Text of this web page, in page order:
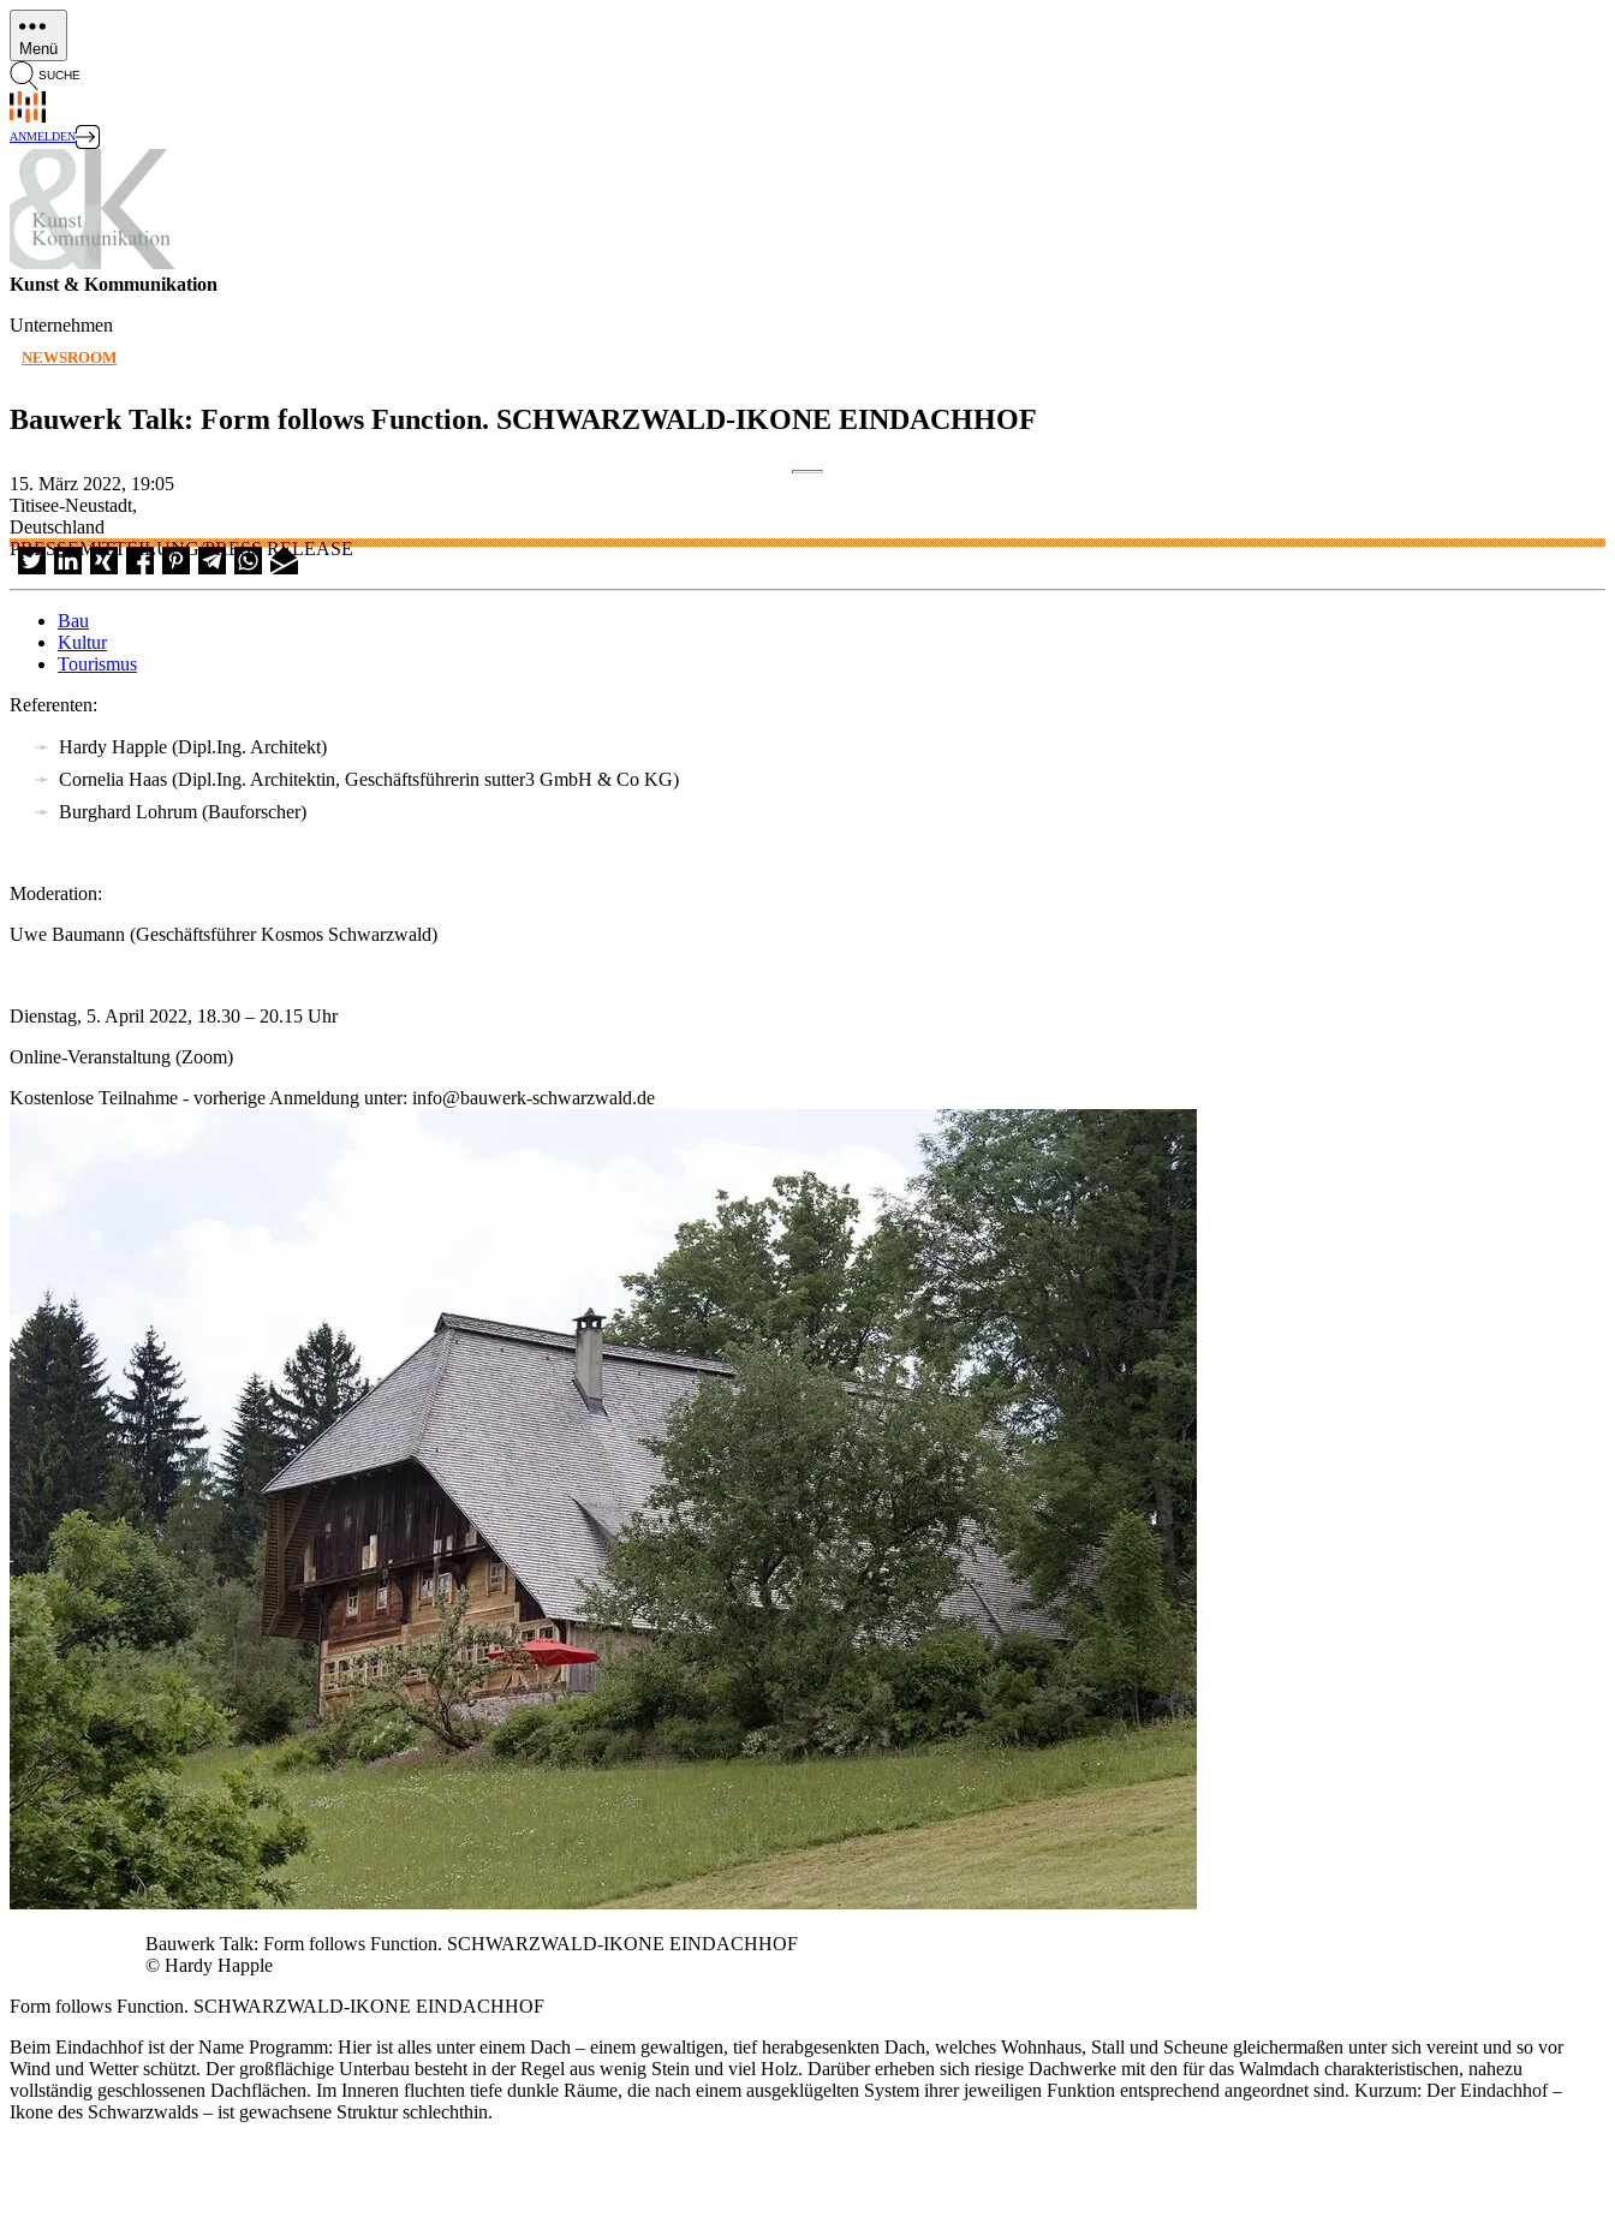
Direkt
zum
Inhalt
Menü
SUCHE
ANMELDEN
Kunst & Kommunikation
Unternehmen
NEWSROOM
Bauwerk Talk: Form follows Function. SCHWARZWALD-IKONE EINDACHHOF
15. März 2022, 19:05
Titisee-Neustadt,
Deutschland
PRESSEMITTEILUNG/PRESS RELEASE
Bau
Kultur
Tourismus
Referenten:
Hardy Happle (Dipl.Ing. Architekt)
Cornelia Haas (Dipl.Ing. Architektin, Geschäftsführerin sutter3 GmbH & Co KG)
Burghard Lohrum (Bauforscher)
Moderation:
Uwe Baumann (Geschäftsführer Kosmos Schwarzwald)
Dienstag, 5. April 2022, 18.30 – 20.15 Uhr
Online-Veranstaltung (Zoom)
Kostenlose Teilnahme - vorherige Anmeldung unter: info@bauwerk-schwarzwald.de
Bauwerk Talk: Form follows Function. SCHWARZWALD-IKONE EINDACHHOF
© Hardy Happle
Form follows Function. SCHWARZWALD-IKONE EINDACHHOF
Beim Eindachhof ist der Name Programm: Hier ist alles unter einem Dach – einem gewaltigen, tief herabgesenkten Dach, welches Wohnhaus, Stall und Scheune gleichermaßen unter sich vereint und so vor
Wind und Wetter schützt. Der großflächige Unterbau besteht in der Regel aus wenig Stein und viel Holz. Darüber erheben sich riesige Dachwerke mit den für das Walmdach charakteristischen, nahezu
vollständig geschlossenen Dachflächen. Im Inneren fluchten tiefe dunkle Räume, die nach einem ausgeklügelten System ihrer jeweiligen Funktion entsprechend angeordnet sind. Kurzum: Der Eindachhof –
Ikone des Schwarzwalds – ist gewachsene Struktur schlechthin.